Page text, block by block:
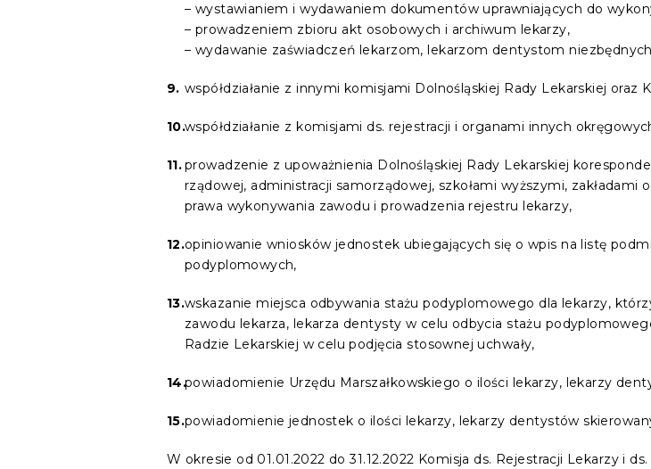
– wystawianiem i wydawaniem dokumentów uprawniających do
– prowadzeniem zbioru akt osobowych i archiwum lekarzy,
– wydawanie zaświadczeń lekarzom, lekarzom dentystom
współdziałanie z innymi komisjami Dolnośląskiej Rady Lekarskiej oraz
współdziałanie z komisjami ds. rejestracji i organami innych
prowadzenie z upoważnienia Dolnośląskiej Rady Lekarskiej
rządowej, administracji samorządowej, szkołami wyższymi,
prawa wykonywania zawodu i prowadzenia rejestru lekarzy,
opiniowanie wniosków jednostek ubiegających się o wpis na listę
podyplomowych,
wskazanie miejsca odbywania stażu podyplomowego dla lekarzy,
zawodu lekarza, lekarza dentysty w celu odbycia stażu
Radzie Lekarskiej w celu podjęcia stosownej uchwały,
powiadomienie Urzędu Marszałkowskiego o ilości lekarzy, lekarzy
powiadomienie jednostek o ilości lekarzy, lekarzy dentystów
W okresie od 01.01.2022 do 31.12.2022 Komisja ds. Rejestracji Lekarzy i